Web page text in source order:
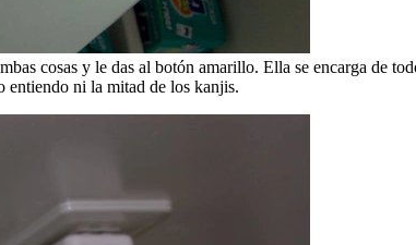
cosas y le das al botón amarillo. Ella se encarga de
entiendo ni la mitad de los kanjis.